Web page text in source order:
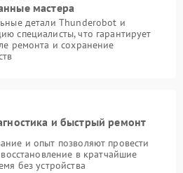
мастера
детали Thunderobot и
специалисты, что гарантирует
ремонта и сохранение
и быстрый ремонт
и опыт позволяют провести
в кратчайшие
без устройства